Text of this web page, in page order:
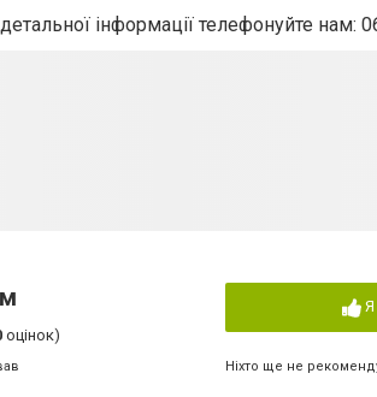
інформації телефонуйте нам:
оцінок)
Я
Ніхто ще не